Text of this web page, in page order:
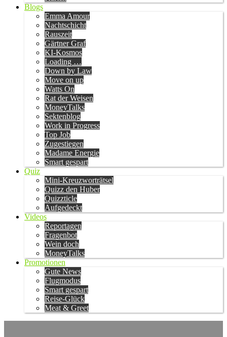
Blogs
Emma Amour
Nachtschicht
Rauszeit
Gärtner Graf
KI-Kosmos
Loading …
Down by Law
Move on up
Watts On
Rat der Weisen
MoneyTalks
Sektenblog
Work in Progress
Top Job
Zugestiegen
Madame Energie
Smart gespart
Quiz
Mini-Kreuzworträtsel
Quizz den Huber
Quizzticle
Aufgedeckt
Videos
Reportagen
Fragenbot
Wein doch
MoneyTalks
Promotionen
Gute News
Flugmodus
Smart gespart
Reise-Glück
Meat & Greet